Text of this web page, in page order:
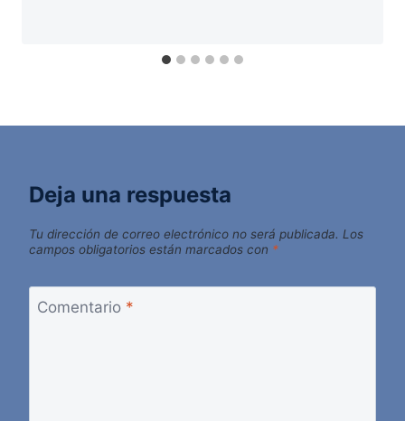
Deja una respuesta
Tu dirección de correo electrónico no será publicada. Los
campos obligatorios están marcados con *
Comentario *